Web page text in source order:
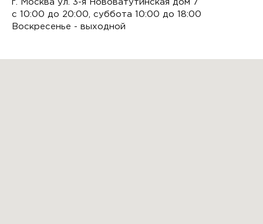
г. Москва ул. 3-я Нововатутинская дом 7
с 10:00 до 20:00, суббота 10:00 до 18:00
Воскресенье - выходной